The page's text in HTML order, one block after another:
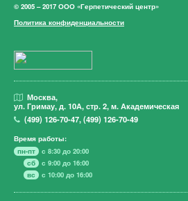
© 2005 – 2017 ООО «Герпетический центр»
Политика конфиденциальности
Москва,
ул. Гримау, д. 10А, стр. 2, м. Академическая
(499)126-70-47,(499)126-70-49
Время работы:
пн-пт
с 8:30 до 20:00
сб
с 9:00 до 16:00
вс
с 10:00 до 16:00